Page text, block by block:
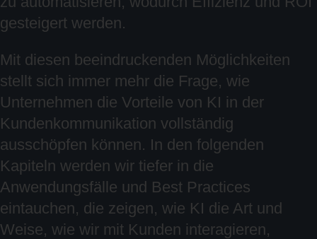
gesteigert werden.
Mit diesen beeindruckenden Möglichkeiten
stellt sich immer mehr die Frage, wie
Unternehmen die Vorteile von KI in der
Kundenkommunikation vollständig
ausschöpfen können. In den folgenden
Kapiteln werden wir tiefer in die
Anwendungsfälle und Best Practices
eintauchen, die zeigen, wie KI die Art und
Weise, wie wir mit Kunden interagieren,